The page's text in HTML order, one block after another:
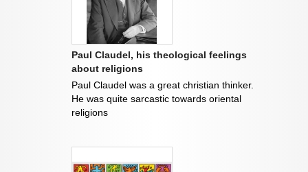
Paul Claudel, his theological feelings
about religions
Paul Claudel was a great christian thinker.
He was quite sarcastic towards oriental
religions